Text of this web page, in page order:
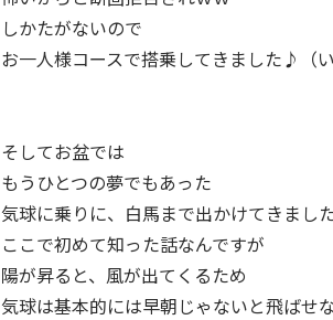
しかたがないので
お一人様コースで搭乗してきました♪（
そしてお盆では
もうひとつの夢でもあった
気球に乗りに、白馬まで出かけてきまし
ここで初めて知った話なんですが
陽が昇ると、風が出てくるため
気球は基本的には早朝じゃないと飛ばせ